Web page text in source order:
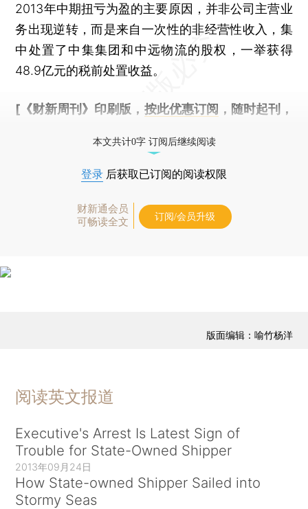
2013年中期扭亏为盈的主要原因，并非公司主营业
务出现逆转，而是来自一次性的非经营性收入，集
中处置了中集集团和中远物流的股权，一举获得
48.9亿元的税前处置收益。
[《财新周刊》印刷版， 按此优惠订阅 ，随时起刊，
本文共计0字 订阅后继续阅读
登录 后获取已订阅的阅读权限
财新通会员
可畅读全文
订阅/会员升级
版面编辑：喻竹杨洋
阅读英文报道
Executive's Arrest Is Latest Sign of
Trouble for State-Owned Shipper
2013年09月24日
How State-owned Shipper Sailed into
Stormy Seas